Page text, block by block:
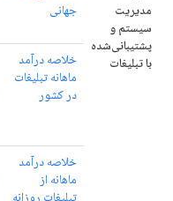
مدیریت
سیستم و
پشتیبانی‌شده
با تبلیغات
جهانی
خلاصه درآمد
ماهانه تبلیغات
در کشور
خلاصه درآمد
ماهانه از
تبلیغات روزانه